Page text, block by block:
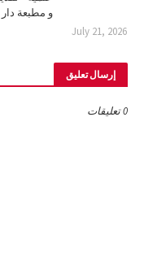
و مطبعة دار
July 21, 2026
إرسال تعليق
0 تعليقات